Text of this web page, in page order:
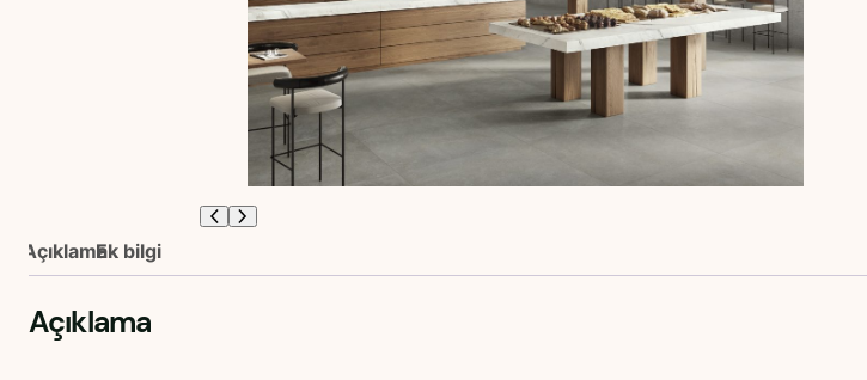
AçıklamaEk bilgi
Açıklama